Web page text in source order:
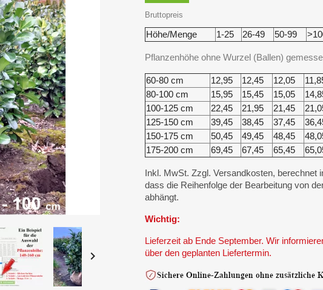

Bruttopreis
Höhe/Menge 1-25 26-49 50-99
Pflanzenhöhe ohne Wurzel (Ballen)
60-80 cm 12,95 12,45 12,05
80-100 cm
15,95 15,45 15,05
100-125 cm
22,45 21,95 21,45
125-150 cm
39,45 38,45 37,45
150-175 cm
50,45 49,45 48,45
175-200 cm
69,45 67,45 65,45
Inkl. MwSt. Zzgl. Versandkosten, berechnet
dass die Reihenfolge der Bearbeitung von
abhängt.
Wichtig:
Lieferzeit ab Ende September. Wir
über den geplanten Liefertermin.